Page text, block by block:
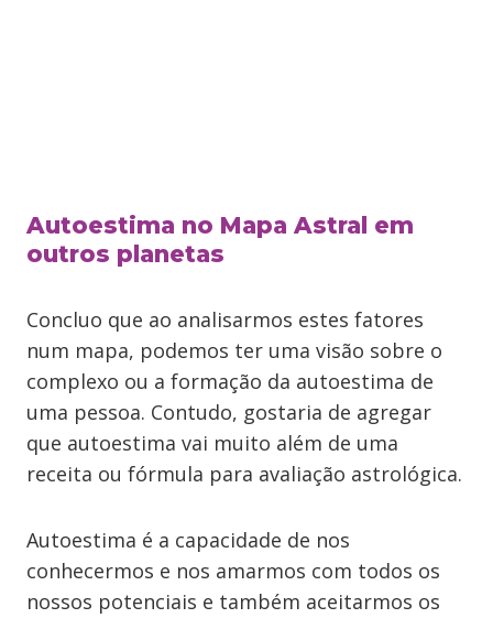
Autoestima no Mapa Astral em
outros planetas
Concluo que ao analisarmos estes fatores
num mapa, podemos ter uma visão sobre o
complexo ou a formação da autoestima de
uma pessoa. Contudo, gostaria de agregar
que autoestima vai muito além de uma
receita ou fórmula para avaliação astrológica.
Autoestima é a capacidade de nos
conhecermos e nos amarmos com todos os
nossos potenciais e também aceitarmos os